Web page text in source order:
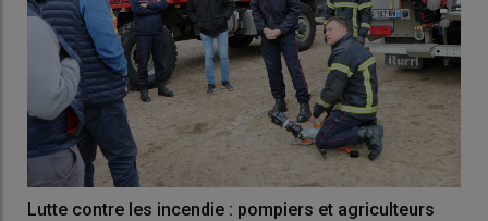
Lutte contre les incendie : pompiers et agriculteurs